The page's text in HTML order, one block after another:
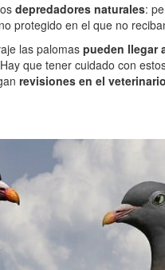
depredadores naturales:
protegido en el que no
las palomas pueden llegar
que tener cuidado con
revisiones en el veterinario